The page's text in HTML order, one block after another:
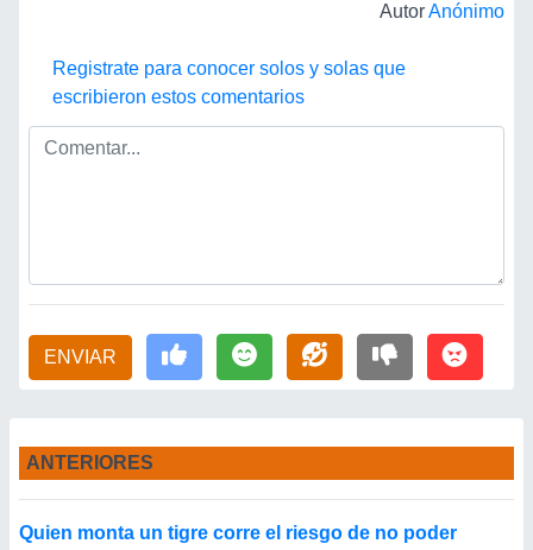
AutorAnónimo
Registrate para conocer solos y solas que
escribieron estos comentarios
ENVIAR
ANTERIORES
Quien monta un tigre corre el riesgo de no poder